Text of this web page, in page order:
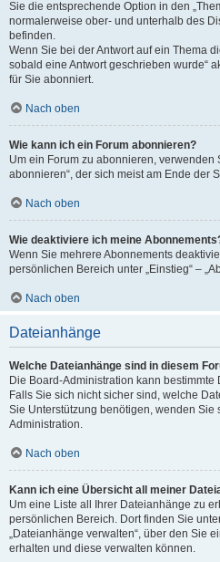
Sie die entsprechende Option in den
normalerweise ober- und unterhalb des
befinden.
Wenn Sie bei der Antwort auf ein Thema
sobald eine Antwort geschrieben wurde“
für Sie abonniert.
Nach oben
Wie kann ich ein Forum abonnieren?
Um ein Forum zu abonnieren, verwenden
abonnieren“, der sich meist am Ende der
Nach oben
Wie deaktiviere ich meine
Wenn Sie mehrere Abonnements
persönlichen Bereich unter „Einstieg“ –
Nach oben
Dateianhänge
Welche Dateianhänge sind in diesem
Die Board-Administration kann
Falls Sie sich nicht sicher sind, welche
Sie Unterstützung benötigen, wenden Sie
Administration.
Nach oben
Kann ich eine Übersicht all meiner
Um eine Liste all Ihrer Dateianhänge zu
persönlichen Bereich. Dort finden Sie
„Dateianhänge verwalten“, über den Sie
erhalten und diese verwalten können.